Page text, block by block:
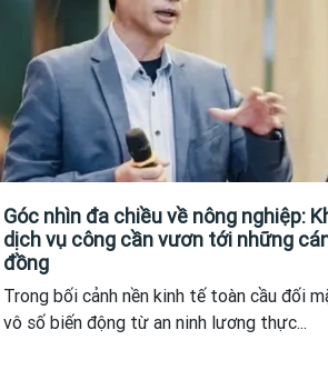
Góc nhìn đa chiều về nông nghiệp:
dịch vụ công cần vươn tới những
đồng
Trong bối cảnh nền kinh tế toàn cầu đối
vô số biến động từ an ninh lương thực...